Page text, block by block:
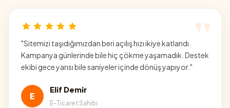
"Sitemizi taşıdığımızdan beri açılış hızı ikiye katlandı.
Kampanya günlerinde bile hiç çökme yaşamadık. Destek
ekibi gece yarısı bile saniyeler içinde dönüş yapıyor."
E
Elif Demir
E-Ticaret Sahibi